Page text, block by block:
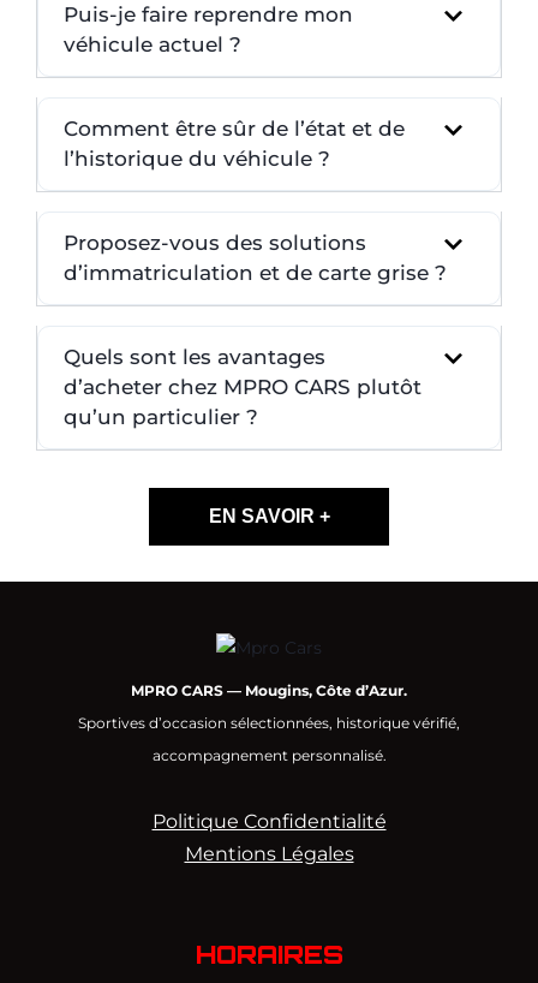
Puis-je faire reprendre mon
véhicule actuel ?
Comment être sûr de l’état et de
l’historique du véhicule ?
Proposez-vous des solutions
d’immatriculation et de carte grise ?
Quels sont les avantages
d’acheter chez MPRO CARS plutôt
qu’un particulier ?
EN SAVOIR +
MPRO CARS — Mougins, Côte d’Azur.
Sportives d’occasion sélectionnées, historique vérifié,
accompagnement personnalisé.
Politique Confidentialité
Mentions Légales
HORAIRES